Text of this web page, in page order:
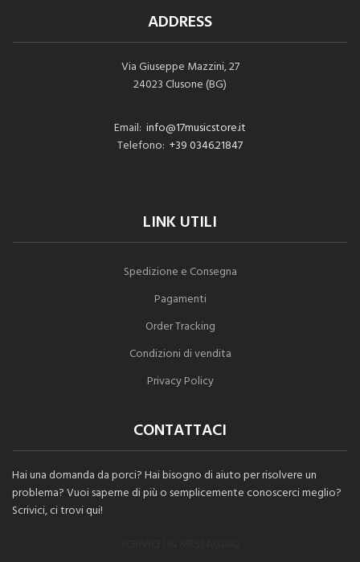
ADDRESS
Via Giuseppe Mazzini, 27
24023 Clusone (BG)
Email: info@17musicstore.it
Telefono: +39 0346.21847
LINK UTILI
Spedizione e Consegna
Pagamenti
Order Tracking
Condizioni di vendita
Privacy Policy
CONTATTACI
Hai una domanda da porci? Hai bisogno di aiuto per risolvere un
problema? Vuoi saperne di più o semplicemente conoscerci meglio?
Scrivici, ci trovi qui!